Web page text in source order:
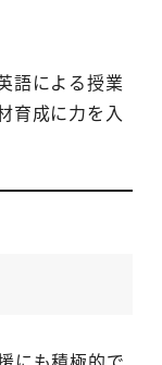
語による授業
育成に力を入